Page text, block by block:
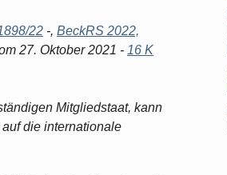
22 -, BeckRS 2022,
27. Oktober 2021 - 16 K
Mitgliedstaat, kann
die internationale